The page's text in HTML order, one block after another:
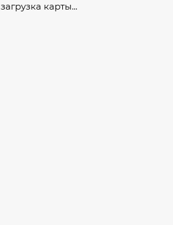
загрузка карты...